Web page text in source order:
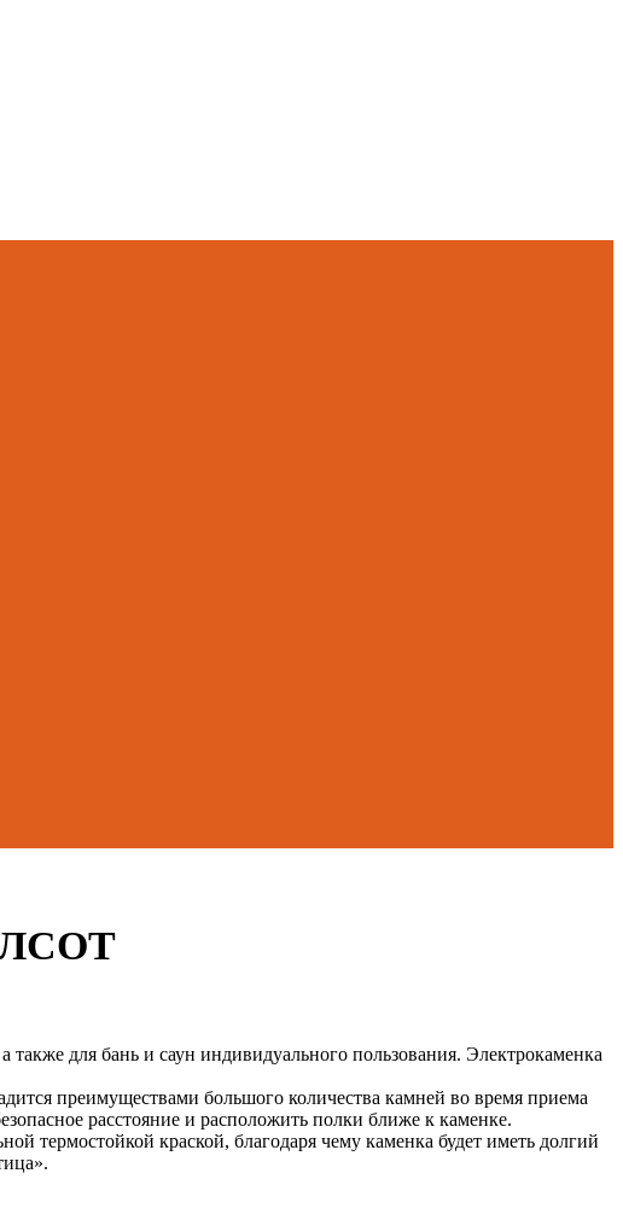
для бань и саун индивидуального пользования. Электрокаменка
преимуществами большого количества камней во время приема
расстояние и расположить полки ближе к каменке.
термостойкой краской, благодаря чему каменка будет иметь долгий